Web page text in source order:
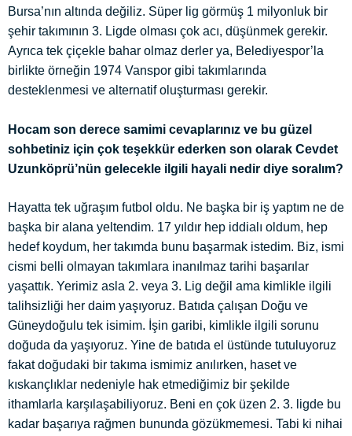
Bursa’nın altında değiliz. Süper lig görmüş 1 milyonluk bir
şehir takımının 3. Ligde olması çok acı, düşünmek gerekir.
Ayrıca tek çiçekle bahar olmaz derler ya, Belediyespor’la
birlikte örneğin 1974 Vanspor gibi takımlarında
desteklenmesi ve alternatif oluşturması gerekir.
Hocam son derece samimi cevaplarınız ve bu güzel
sohbetiniz için çok teşekkür ederken son olarak Cevdet
Uzunköprü’nün gelecekle ilgili hayali nedir diye soralım?
Hayatta tek uğraşım futbol oldu. Ne başka bir iş yaptım ne de
başka bir alana yeltendim. 17 yıldır hep iddialı oldum, hep
hedef koydum, her takımda bunu başarmak istedim. Biz, ismi
cismi belli olmayan takımlara inanılmaz tarihi başarılar
yaşattık. Yerimiz asla 2. veya 3. Lig değil ama kimlikle ilgili
talihsizliği her daim yaşıyoruz. Batıda çalışan Doğu ve
Güneydoğulu tek isimim. İşin garibi, kimlikle ilgili sorunu
doğuda da yaşıyoruz. Yine de batıda el üstünde tutuluyoruz
fakat doğudaki bir takıma ismimiz anılırken, haset ve
kıskançlıklar nedeniyle hak etmediğimiz bir şekilde
ithamlarla karşılaşabiliyoruz. Beni en çok üzen 2. 3. ligde bu
kadar başarıya rağmen bununda gözükmemesi. Tabi ki nihai